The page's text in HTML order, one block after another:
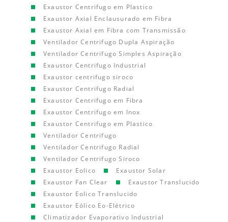
Exaustor Centrifugo em Plastico
Exaustor Axial Enclausurado em Fibra
Exaustor Axial em Fibra com Transmissão
Ventilador Centrifugo Dupla Aspiração
Ventilador Centrifugo Simples Aspiração
Exaustor Centrifugo Industrial
Exaustor centrifugo siroco
Exaustor Centrifugo Radial
Exaustor Centrifugo em Fibra
Exaustor Centrifugo em Inox
Exaustor Centrifugo em Plastico
Ventilador Centrifugo
Ventilador Centrifugo Radial
Ventilador Centrifugo Siroco
Exaustor Eolico
Exaustor Solar
Exaustor Fan Clear
Exaustor Translucido
Exaustor Eolico Translucido
Exaustor Eólico Eo-Elétrico
Climatizador Evaporativo Industrial